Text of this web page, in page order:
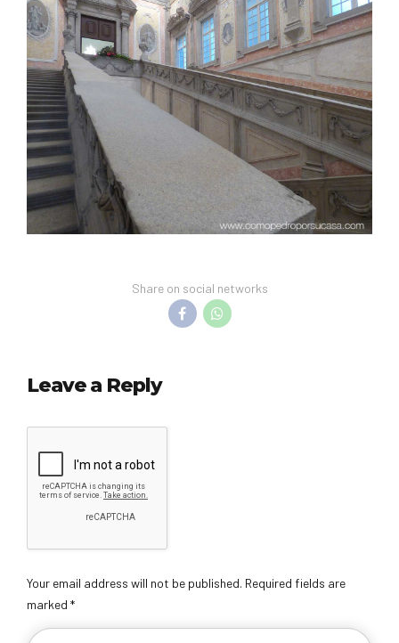
Share on social networks
Leave a Reply
Your email address will not be published. Required fields are
marked *